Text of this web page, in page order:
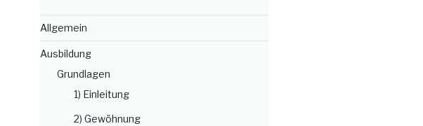
Allgemein
Ausbildung
Grundlagen
1) Einleitung
2) Gewöhnung